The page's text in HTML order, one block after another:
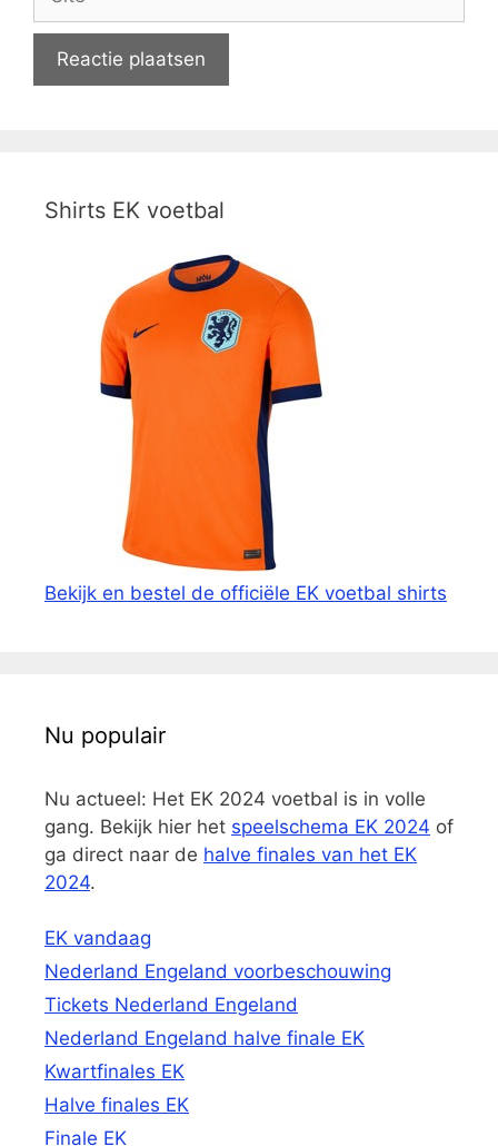
Shirts EK voetbal
Bekijk en bestel de officiële EK voetbal shirts
Nu populair
Nu actueel: Het EK 2024 voetbal is in volle
gang. Bekijk hier het speelschema EK 2024 of
ga direct naar de halve finales van het EK
2024.
EK vandaag
Nederland Engeland voorbeschouwing
Tickets Nederland Engeland
Nederland Engeland halve finale EK
Kwartfinales EK
Halve finales EK
Finale EK